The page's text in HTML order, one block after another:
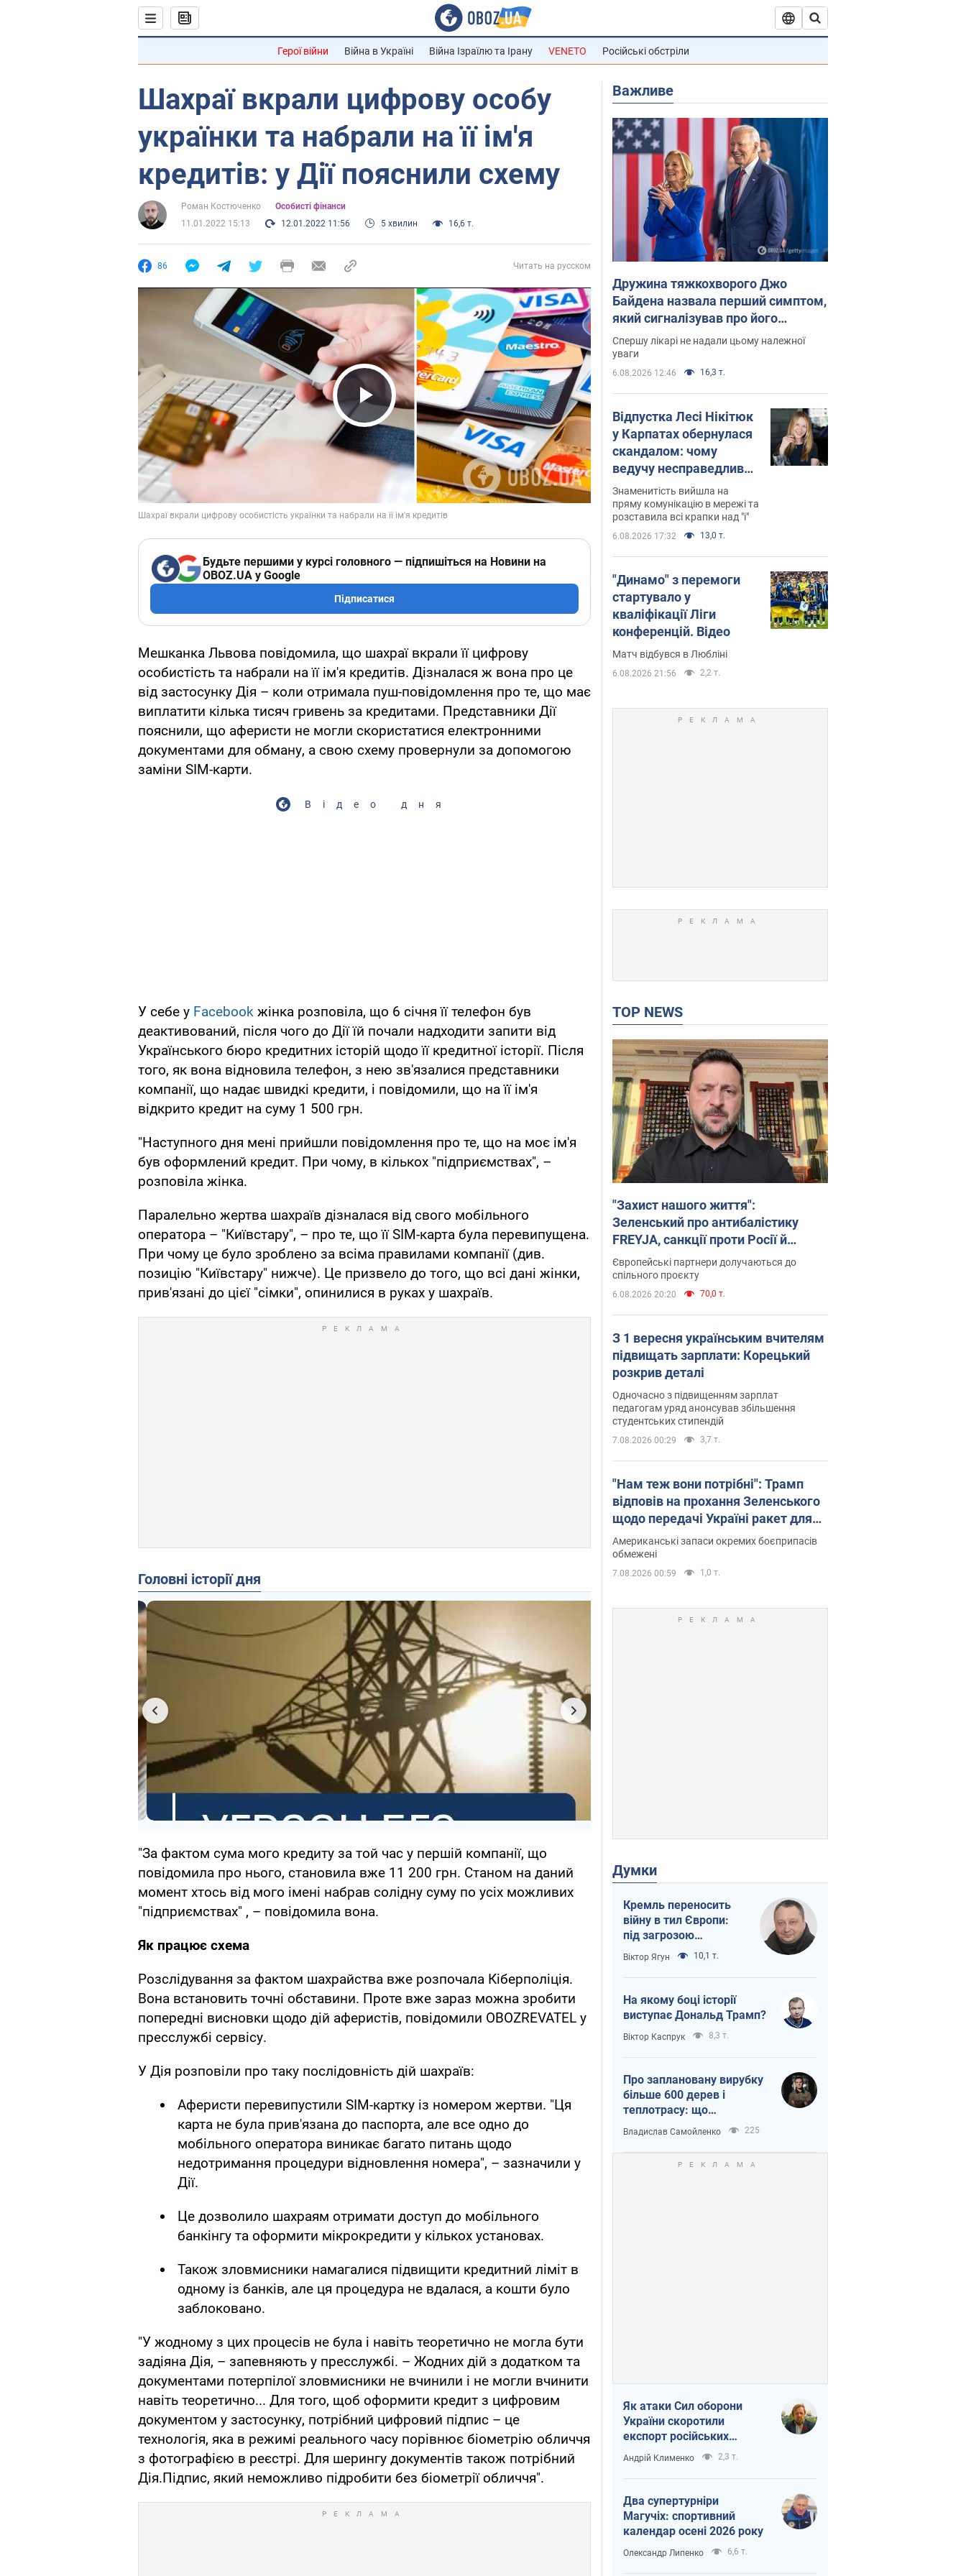
Герої війни Війна в Україні Війна Ізраїлю та Ірану VENETO Російські обстріли
Шахраї вкрали цифрову особу
українки та набрали на її ім'я
кредитів: у Дії пояснили схему
Роман Костюченко
Особисті фінанси
11.01.2022 15:13
12.01.2022 11:56 5 хвилин 16,6 т.
86 Читать на русском
Play Video
Будьте першими у курсі головного — підпишіться на Новини на
OBOZ.UA у Google
Підписатися
Мешканка Львова повідомила, що шахраї вкрали її цифрову
особистість та набрали на її ім'я кредитів. Дізналася ж вона про це
від застосунку Дія – коли отримала пуш-повідомлення про те, що має
виплатити кілька тисяч гривень за кредитами. Представники Дії
пояснили, що аферисти не могли скористатися електронними
документами для обману, а свою схему провернули за допомогою
заміни SIM-карти.
Відео дня
У себе у Facebook жінка розповіла, що 6 січня її телефон був
деактивований, після чого до Дії їй почали надходити запити від
Українського бюро кредитних історій щодо її кредитної історії. Після
того, як вона відновила телефон, з нею зв'язалися представники
компанії, що надає швидкі кредити, і повідомили, що на її ім'я
відкрито кредит на суму 1 500 грн.
"Наступного дня мені прийшли повідомлення про те, що на моє ім'я
був оформлений кредит. При чому, в кількох "підприємствах", –
розповіла жінка.
Паралельно жертва шахраїв дізналася від свого мобільного
оператора – "Київстару", – про те, що її SIM-карта була перевипущена.
При чому це було зроблено за всіма правилами компанії (див.
позицію "Київстару" нижче). Це призвело до того, що всі дані жінки,
прив'язані до цієї "сімки", опинилися в руках у шахраїв.
Головні історії дня
"За фактом сума мого кредиту за той час у першій компанії, що
повідомила про нього, становила вже 11 200 грн. Станом на даний
момент хтось від мого імені набрав солідну суму по усіх можливих
"підприємствах" , – повідомила вона.
Як працює схема
Розслідування за фактом шахрайства вже розпочала Кіберполіція.
Вона встановить точні обставини. Проте вже зараз можна зробити
попередні висновки щодо дій аферистів, повідомили OBOZREVATEL у
пресслужбі сервісу.
У Дія розповіли про таку послідовність дій шахраїв:
Аферисти перевипустили SIM-картку із номером жертви. "Ця
карта не була прив'язана до паспорта, але все одно до
мобільного оператора виникає багато питань щодо
недотримання процедури відновлення номера", – зазначили у
Дії.
Це дозволило шахраям отримати доступ до мобільного
банкінгу та оформити мікрокредити у кількох установах.
Також зловмисники намагалися підвищити кредитний ліміт в
одному із банків, але ця процедура не вдалася, а кошти було
заблоковано.
"У жодному з цих процесів не була і навіть теоретично не могла бути
задіяна Дія, – запевняють у пресслужбі. – Жодних дій з додатком та
документами потерпілої зловмисники не вчинили і не могли вчинити
навіть теоретично... Для того, щоб оформити кредит з цифровим
документом у застосунку, потрібний цифровий підпис – це
технологія, яка в режимі реального часу порівнює біометрію обличчя
з фотографією в реєстрі. Для шерингу документів також потрібний
Дія.Підпис, який неможливо підробити без біометрії обличчя".
Важливе
Дружина тяжкохворого Джо
Байдена назвала перший симптом,
який сигналізував про його
"агресивний" рак
Спершу лікарі не надали цьому належної
уваги
6.08.2026 12:46 16,3 т.
Відпустка Лесі Нікітюк
у Карпатах обернулася
скандалом: чому
ведучу несправедливо
захейтили
Знаменитість вийшла на
пряму комунікацію в мережі та
розставила всі крапки над "і"
6.08.2026 17:32 13,0 т.
"Динамо" з перемоги
стартувало у
кваліфікації Ліги
конференцій. Відео
Матч відбувся в Любліні
6.08.2026 21:56 2,2 т.
TOP NEWS
"Захист нашого життя":
Зеленський про антибалістику
FREYJA, санкції проти Росії й
підтримку аграріїв. Відео
Європейські партнери долучаються до
спільного проєкту
6.08.2026 20:20 70,0 т.
З 1 вересня українським вчителям
підвищать зарплати: Корецький
розкрив деталі
Одночасно з підвищенням зарплат
педагогам уряд анонсував збільшення
студентських стипендій
7.08.2026 00:29 3,7 т.
"Нам теж вони потрібні": Трамп
відповів на прохання Зеленського
щодо передачі Україні ракет для
Patriot
Американські запаси окремих боєприпасів
обмежені
7.08.2026 00:59 1,0 т.
Думки
Кремль переносить
війну в тил Європи:
під загрозою
критична логістика
Віктор Ягун 10,1 т.
На якому боці історії
виступає Дональд Трамп?
Віктор Каспрук 8,3 т.
Про заплановану вирубку
більше 600 дерев і
теплотрасу: що
відбувається на Теремках
у Києві
Владислав Самойленко 225
Як атаки Сил оборони
України скоротили
експорт російських
нафтопродуктів
Андрій Клименко 2,3 т.
Два супертурніри
Магучіх: спортивний
календар осені 2026 року
Олександр Липенко 6,6 т.